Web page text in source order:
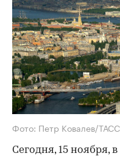
Фото: Петр Ковалев/ТАСС
Сегодня, 15 ноября,